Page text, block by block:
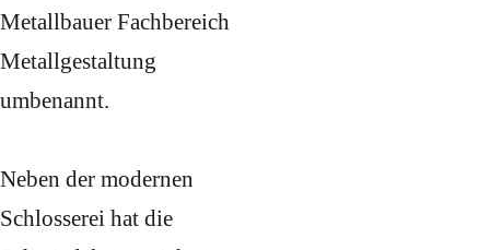
Metallbauer Fachbereich
Metallgestaltung
umbenannt.
Neben der modernen
Schlosserei hat die